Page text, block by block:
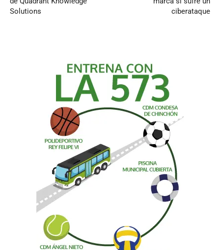
Solutions
ciberataque